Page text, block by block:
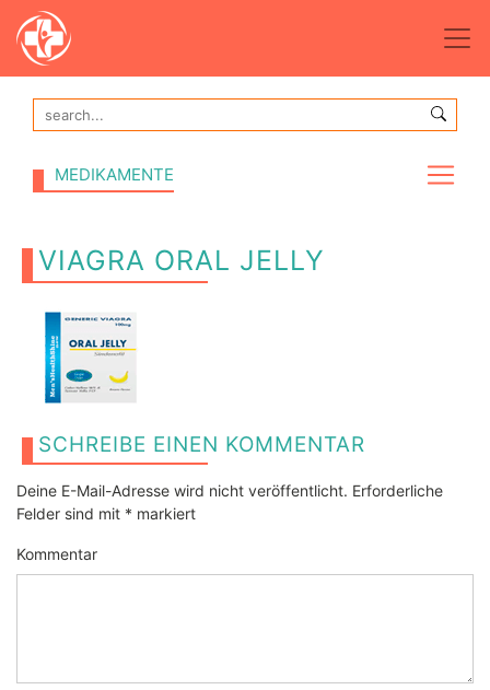
MEDIKAMENTE
VIAGRA ORAL JELLY
SCHREIBE EINEN KOMMENTAR
Deine E-Mail-Adresse wird nicht veröffentlicht. Erforderliche
Felder sind mit * markiert
Kommentar